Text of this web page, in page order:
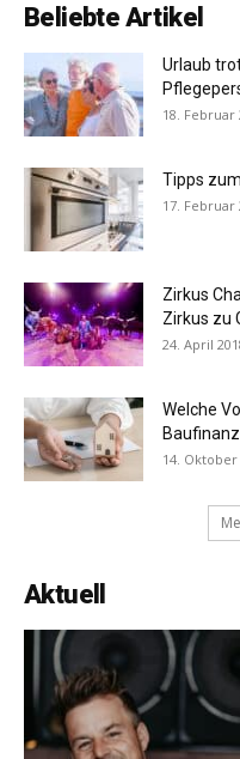
Beliebte Artikel
Urlaub
18. Februar
Tipps
17. Februar
Zirkus
Zirkus zu
24. April
Welche
14. Oktober
Aktuell